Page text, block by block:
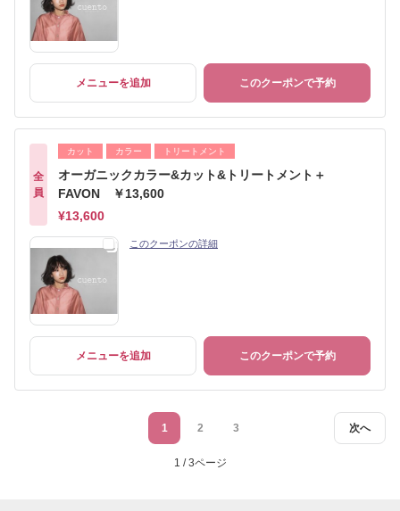
メニューを追加 このクーポンで予約
全
員
カット カラー トリートメント
オーガニックカラー&カット&トリートメント＋
FAVON ￥13,600
¥13,600
このクーポンの詳細
メニューを追加 このクーポンで予約
次へ
1 2 3
1 / 3ページ